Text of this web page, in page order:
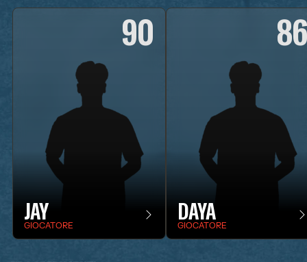
90
JAY
GIOCATORE
86
DAYA
GIOCATORE